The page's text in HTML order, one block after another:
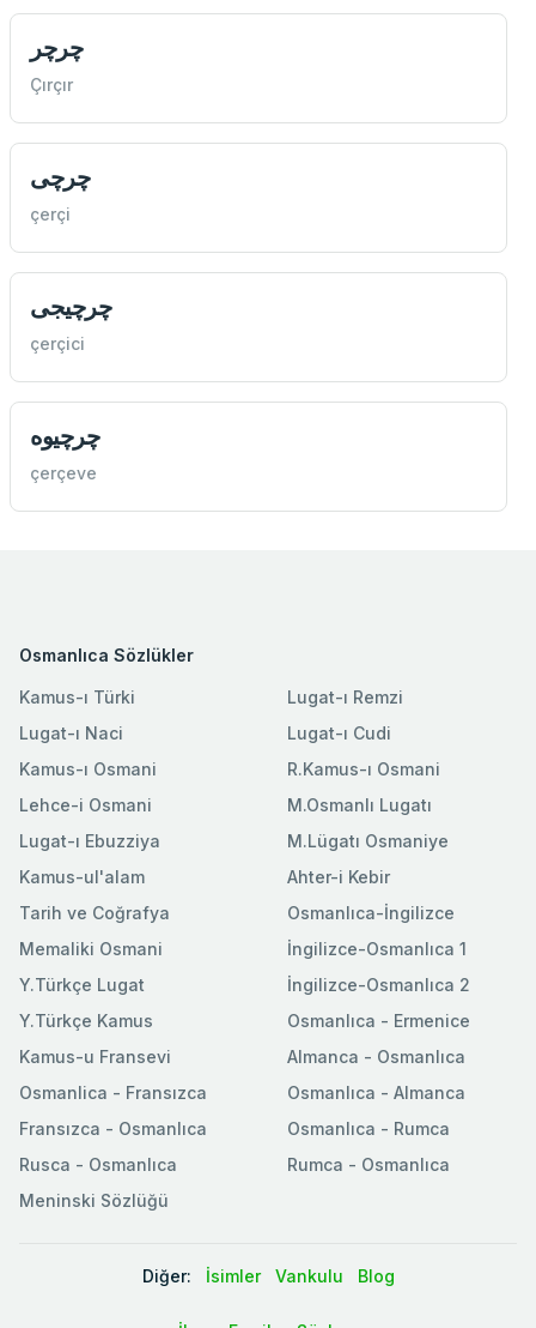
چرچر
Çırçır
چرچی
çerçi
چرچیجی
çerçici
چرچيوه
çerçeve
Osmanlıca Sözlükler
Kamus-ı Türki
Lugat-ı Naci
Kamus-ı Osmani
Lehce-i Osmani
Lugat-ı Ebuzziya
Lugat-ı Remzi
Lugat-ı Cudi
R.Kamus-ı Osmani
M.Osmanlı Lugatı
M.Lügatı Osmaniye
Kamus-ul'alam
Tarih ve Coğrafya
Memaliki Osmani
Y.Türkçe Lugat
Y.Türkçe Kamus
Ahter-i Kebir
Osmanlıca-İngilizce
İngilizce-Osmanlıca 1
İngilizce-Osmanlıca 2
Osmanlıca - Ermenice
Kamus-u Fransevi
Osmanlica - Fransızca
Fransızca - Osmanlıca
Rusca - Osmanlıca
Meninski Sözlüğü
Almanca - Osmanlıca
Osmanlıca - Almanca
Osmanlıca - Rumca
Rumca - Osmanlıca
Diğer: İsimler Vankulu Blog